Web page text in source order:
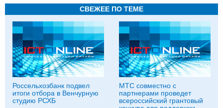
СВЕЖЕЕ ПО ТЕМЕ
Россельхозбанк подвел
итоги отбора в Венчурную
студию РСХБ
МТС совместно с
партнерами проведет
всероссийский грантовый